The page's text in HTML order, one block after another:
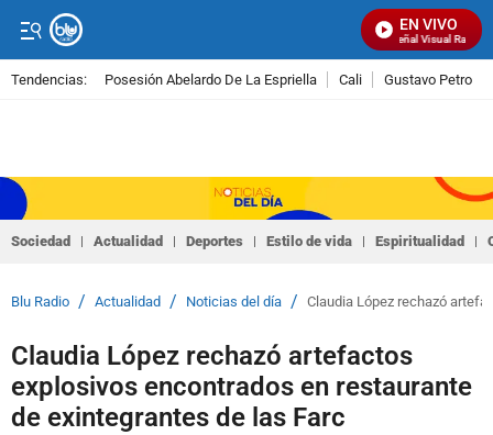
EN VIVO
Señal Visual Radio
Tendencias: Posesión Abelardo De La Espriella Cali Gustavo Petro
Sociedad Actualidad Deportes Estilo de vida Espiritualidad
Blu Radio / Actualidad / Noticias del día / Claudia López rechazó
Claudia López rechazó artefactos
explosivos encontrados en restaurante
de exintegrantes de las Farc